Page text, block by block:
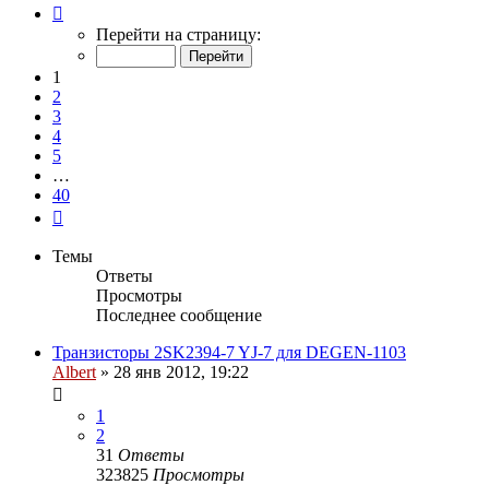
Перейти на страницу:
1
2
3
4
5
…
40
Темы
Ответы
Просмотры
Последнее сообщение
Транзисторы 2SK2394-7 YJ-7 для DEGEN-1103
Albert » 28 янв 2012, 19:22
1
2
31 Ответы
323825 Просмотры